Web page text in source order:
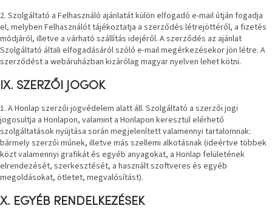
2. Szolgáltató a Felhasználó ajánlatát külön elfogadó e-mail útján fogadja
el, melyben Felhasználót tájékoztatja a szerződés létrejöttéről, a fizetés
módjáról, illetve a várható szállítás idejéről. A szerződés az ajánlat
Szolgáltató általi elfogadásáról szóló e-mail megérkezésekor jön létre. A
szerződést a webáruházban kizárólag magyar nyelven lehet kötni.
IX. SZERZŐI JOGOK
1. A Honlap szerzői jogvédelem alatt áll. Szolgáltató a szerzői jogi
jogosultja a Honlapon, valamint a Honlapon keresztül elérhető
szolgáltatások nyújtása során megjelenített valamennyi tartalomnak:
bármely szerzői műnek, illetve más szellemi alkotásnak (ideértve többek
közt valamennyi grafikát és egyéb anyagokat, a Honlap felületének
elrendezését, szerkesztését, a használt szoftveres és egyéb
megoldásokat, ötletet, megvalósítást).
X. EGYÉB RENDELKEZÉSEK